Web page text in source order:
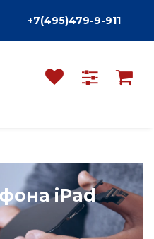
+7(495)479-9-911
iPad